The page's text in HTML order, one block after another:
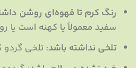
رنگ کرم تا قهوه‌ای روشن
سفید معمولاً یا کهنه است یا
تلخی نداشته باشد: تلخی گردو